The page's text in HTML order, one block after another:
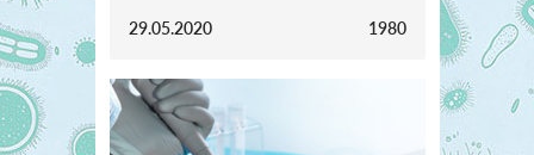
29.05.2020 1980